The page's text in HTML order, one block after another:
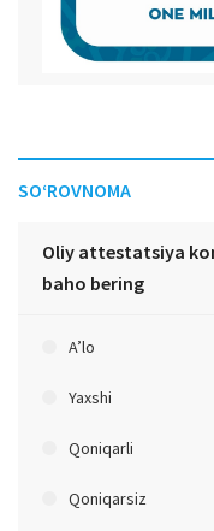
SO‘ROVNOMA
Oliy attestatsiya
baho bering
A’lo
Yaxshi
Qoniqarli
Qoniqarsiz